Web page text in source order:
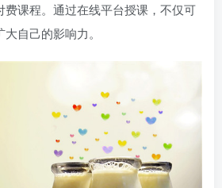
费课程。通过在线平台授课，不仅可
自己的影响力。